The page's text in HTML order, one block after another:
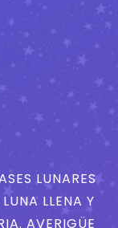
LUNARES
LLENA Y
AVERIGÜE